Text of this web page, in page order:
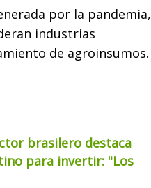
por la pandemia,
industrias
de agroinsumos.
brasilero destaca
para invertir: "Los